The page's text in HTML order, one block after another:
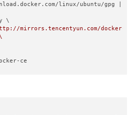
linux/ubuntu/gpg |
\
mirrors.tencentyun.com/docker-
ce